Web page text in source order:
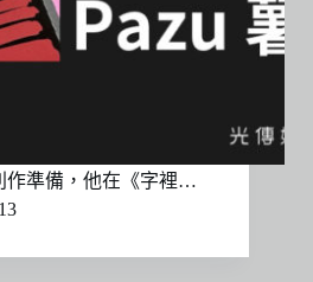
作準備，他在《字裡…